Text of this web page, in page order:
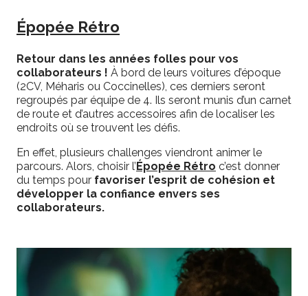
Épopée Rétro
Retour dans les années folles pour vos
collaborateurs ! À bord de leurs voitures d’époque
(2CV, Méharis ou Coccinelles), ces derniers seront
regroupés par équipe de 4. Ils seront munis d’un carnet
de route et d’autres accessoires afin de localiser les
endroits où se trouvent les défis.
En effet, plusieurs challenges viendront animer le
parcours. Alors, choisir l’ Épopée Rétro c’est donner
du temps pour favoriser l’esprit de cohésion et
développer la confiance envers ses
collaborateurs.